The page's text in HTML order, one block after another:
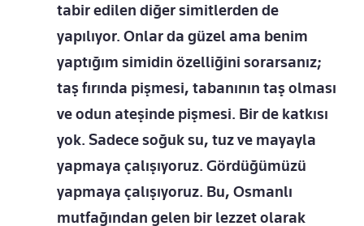
tabir edilen diğer simitlerden de
yapılıyor. Onlar da güzel ama benim
yaptığım simidin özelliğini sorarsanız;
taş fırında pişmesi, tabanının taş olması
ve odun ateşinde pişmesi. Bir de katkısı
yok. Sadece soğuk su, tuz ve mayayla
yapmaya çalışıyoruz. Gördüğümüzü
yapmaya çalışıyoruz. Bu, Osmanlı
mutfağından gelen bir lezzet olarak